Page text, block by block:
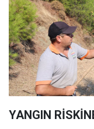
YANGIN